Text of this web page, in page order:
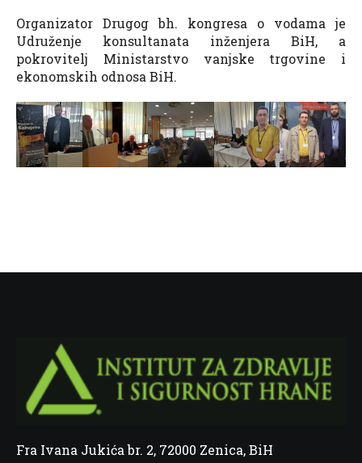
Organizator Drugog bh. kongresa o vodama je
Udruženje konsultanata inženjera BiH, a
pokrovitelj Ministarstvo vanjske trgovine i
ekonomskih odnosa BiH.
Fra Ivana Jukića br. 2, 72000 Zenica, BiH